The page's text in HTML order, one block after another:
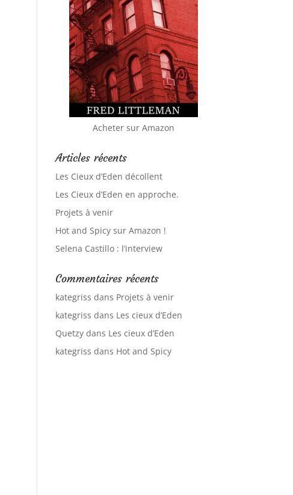
Acheter sur Amazon
Articles récents
Les Cieux d’Eden décollent
Les Cieux d’Eden en approche.
Projets à venir
Hot and Spicy sur Amazon !
Selena Castillo : l’interview
Commentaires récents
kategriss dans Projets à venir
kategriss dans Les cieux d’Eden
Quetzy dans Les cieux d’Eden
kategriss dans Hot and Spicy